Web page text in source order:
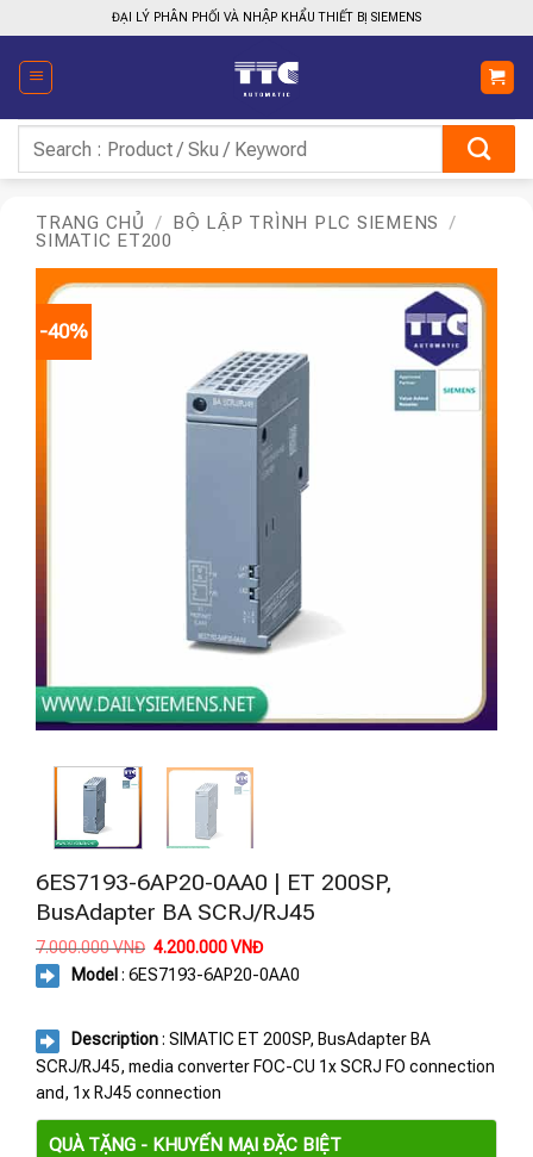
qua
nội
dung
ĐẠI LÝ PHÂN PHỐI VÀ NHẬP KHẨU THIẾT BỊ SIEMENS
kiếm:
TRANG CHỦ / BỘ LẬP TRÌNH PLC SIEMENS
/
SIMATIC ET200
-40%
6ES7193-6AP20-0AA0 | ET 200SP,
BusAdapter BA SCRJ/RJ45
7.000.000VNĐ Giá
là:
4.200.000VNĐGiá
tại
Model : 6ES7193-6AP20-0AA0
Description: SIMATIC ET 200SP, BusAdapter BA
SCRJ/RJ45, media converter FOC-CU 1x SCRJ FO connection
and, 1x RJ45 connection
QUÀ TẶNG - KHUYẾN MẠI ĐẶC BIỆT